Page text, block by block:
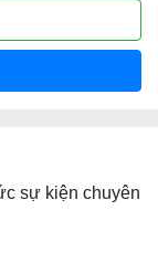
sự kiện chuyên